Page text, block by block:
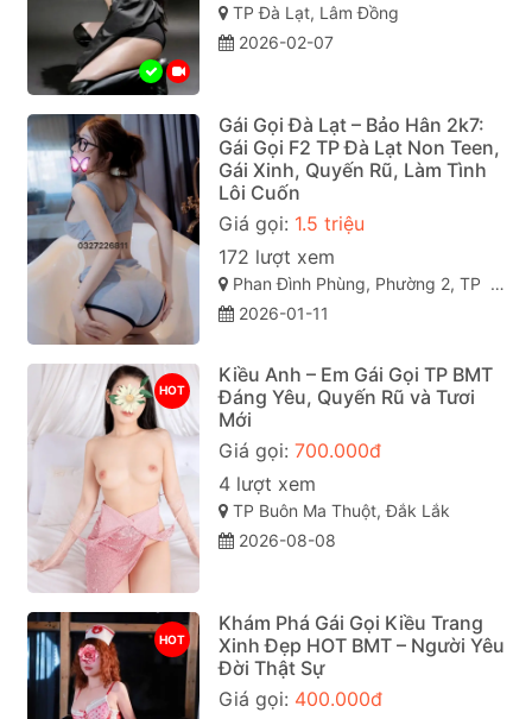
TP Đà Lạt, Lâm Đồng
2026-02-07
Gái Gọi Đà Lạt – Bảo Hân 2k7:
Gái Gọi F2 TP Đà Lạt Non Teen,
Gái Xinh, Quyến Rũ, Làm Tình
Lôi Cuốn
Giá gọi: 1.5 triệu
172 lượt xem
Phan Đình Phùng, Phường 2, TP Đà Lạt (gái gọi đà lạt). Lâm Đồng
2026-01-11
HOT
Kiều Anh – Em Gái Gọi TP BMT
Đáng Yêu, Quyến Rũ và Tươi
Mới
Giá gọi: 700.000đ
4 lượt xem
TP Buôn Ma Thuột, Đắk Lắk
2026-08-08
HOT
Khám Phá Gái Gọi Kiều Trang
Xinh Đẹp HOT BMT – Người Yêu
Đời Thật Sự
Giá gọi: 400.000đ